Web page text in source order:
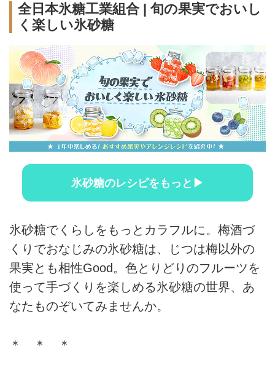
全日本氷糖工業組合 | 旬の果実でおいし
く楽しい氷砂糖
氷砂糖のレシピをもっと▶
氷砂糖でくらしをもっとカラフルに。梅酒づ
くりでおなじみの氷砂糖は、じつは梅以外の
果実とも相性Good。色とりどりのフルーツを
使って手づくりを楽しめる氷砂糖の世界、あ
なたものぞいてみませんか。
＊ ＊ ＊